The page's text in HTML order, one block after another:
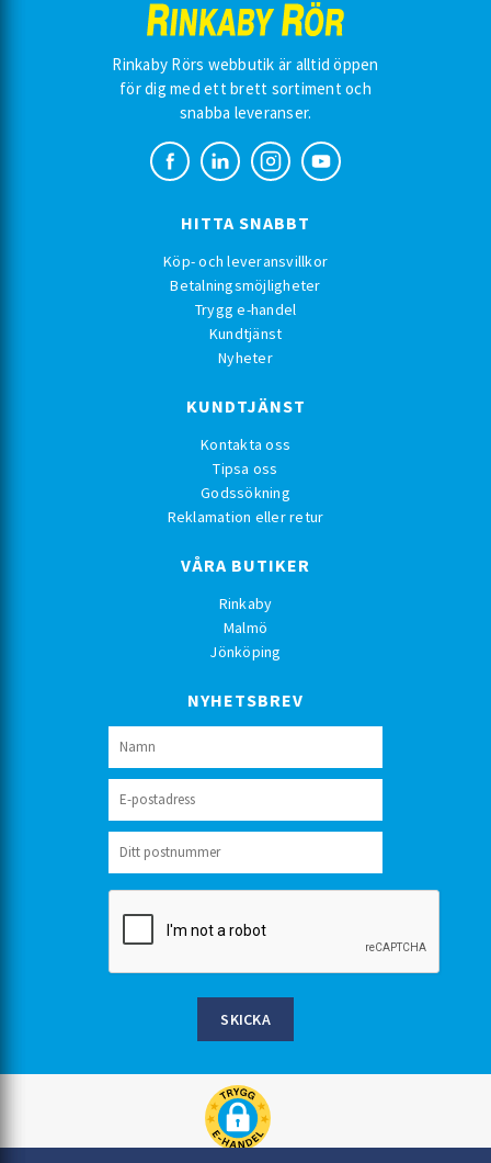
Rinkaby Rörs webbutik är alltid öppen
för dig med ett brett sortiment och
snabba leveranser.
HITTA SNABBT
Köp- och leveransvillkor
Betalningsmöjligheter
Trygg e-handel
Kundtjänst
Nyheter
KUNDTJÄNST
Kontakta oss
Tipsa oss
Godssökning
Reklamation eller retur
VÅRA BUTIKER
Rinkaby
Malmö
Jönköping
NYHETSBREV
SKICKA